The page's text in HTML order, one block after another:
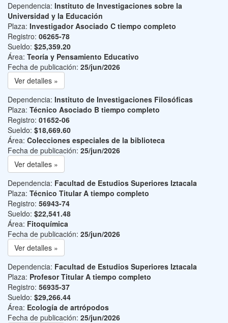
Dependencia: Instituto de Investigaciones sobre la
Universidad y la Educación
Plaza: Investigador Asociado C tiempo completo
Registro: 06265-78
Sueldo: $25,359.20
Área: Teoría y Pensamiento Educativo
Fecha de publicación: 25/jun/2026
Ver detalles »
Dependencia: Instituto de Investigaciones Filosóficas
Plaza: Técnico Asociado B tiempo completo
Registro: 01652-06
Sueldo: $18,669.60
Área: Colecciones especiales de la biblioteca
Fecha de publicación: 25/jun/2026
Ver detalles »
Dependencia: Facultad de Estudios Superiores Iztacala
Plaza: Técnico Titular A tiempo completo
Registro: 56943-74
Sueldo: $22,541.48
Área: Fitoquímica
Fecha de publicación: 25/jun/2026
Ver detalles »
Dependencia: Facultad de Estudios Superiores Iztacala
Plaza: Profesor Titular A tiempo completo
Registro: 56935-37
Sueldo: $29,266.44
Área: Ecología de artrópodos
Fecha de publicación: 25/jun/2026